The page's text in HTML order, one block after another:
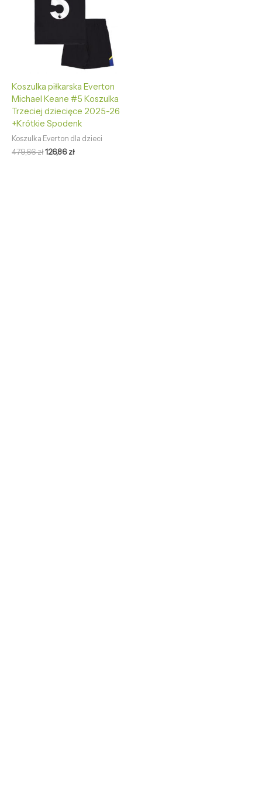
Koszulka piłkarska Everton
Michael Keane #5 Koszulka
Trzeciej dziecięce 2025-26
+Krótkie Spodenk
Koszulka Everton dla dzieci
479,66zł126,86zł